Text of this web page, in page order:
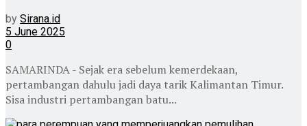
by Sirana.id
5 June 2025
0
SAMARINDA - Sejak era sebelum kemerdekaan,
pertambangan dahulu jadi daya tarik Kalimantan Timur.
Sisa industri pertambangan batu...